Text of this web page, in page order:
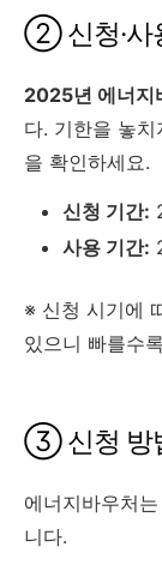
② 신청·사
2025년 에너지
다. 기한을 놓
을 확인하세요.
신청 기간:
사용 기간:
※ 신청 시기에
있으니 빠를수
③ 신청 방
에너지바우처
니다.